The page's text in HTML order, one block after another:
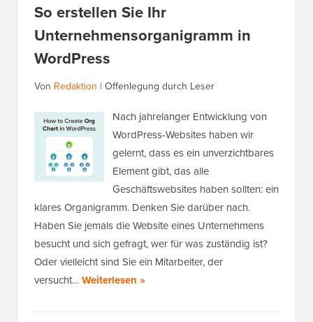
So erstellen Sie Ihr
Unternehmensorganigramm in
WordPress
Von Redaktion | Offenlegung durch Leser
Nach jahrelanger Entwicklung von
WordPress-Websites haben wir
gelernt, dass es ein unverzichtbares
Element gibt, das alle
Geschäftswebsites haben sollten: ein
klares Organigramm. Denken Sie darüber nach.
Haben Sie jemals die Website eines Unternehmens
besucht und sich gefragt, wer für was zuständig ist?
Oder vielleicht sind Sie ein Mitarbeiter, der
versucht…Weiterlesen »